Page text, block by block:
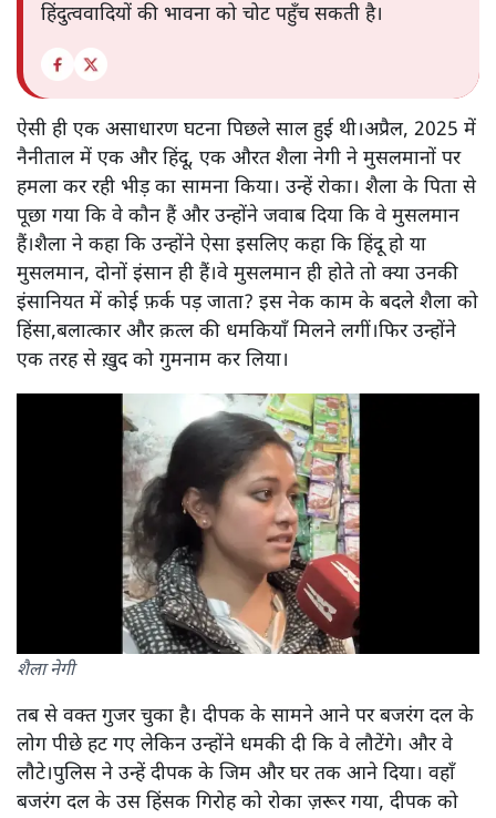
हिंदुत्ववादियों की भावना को चोट पहुँच सकती है।
ऐसी ही एक असाधारण घटना पिछले साल हुई थी।अप्रैल, 2025 में
नैनीताल में एक और हिंदू, एक औरत शैला नेगी ने मुसलमानों पर
हमला कर रही भीड़ का सामना किया। उन्हें रोका। शैला के पिता से
पूछा गया कि वे कौन हैं और उन्होंने जवाब दिया कि वे मुसलमान
हैं।शैला ने कहा कि उन्होंने ऐसा इसलिए कहा कि हिंदू हो या
मुसलमान, दोनों इंसान ही हैं।वे मुसलमान ही होते तो क्या उनकी
इंसानियत में कोई फ़र्क पड़ जाता? इस नेक काम के बदले शैला को
हिंसा,बलात्कार और क़त्ल की धमकियाँ मिलने लगीं।फिर उन्होंने
एक तरह से ख़ुद को गुमनाम कर लिया।
शैला नेगी
तब से वक्त गुजर चुका है। दीपक के सामने आने पर बजरंग दल के
लोग पीछे हट गए लेकिन उन्होंने धमकी दी कि वे लौटेंगे। और वे
लौटे।पुलिस ने उन्हें दीपक के जिम और घर तक आने दिया। वहाँ
बजरंग दल के उस हिंसक गिरोह को रोका ज़रूर गया, दीपक को